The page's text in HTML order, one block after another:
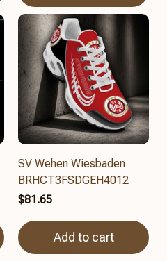
SV Wehen Wiesbaden
BRHCT3FSDGEH4012
$81.65
Add to cart